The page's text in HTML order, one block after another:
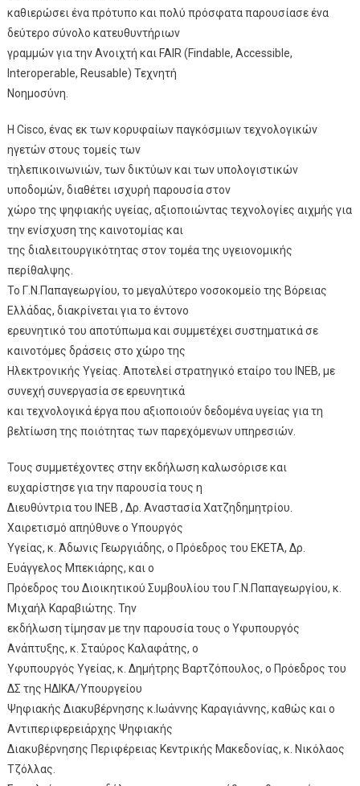
καθιερώσει ένα πρότυπο και πολύ πρόσφατα παρουσίασε ένα
δεύτερο σύνολο κατευθυντήριων
γραμμών για την Ανοιχτή και FAIR (Findable, Accessible,
Interoperable, Reusable) Τεχνητή
Νοημοσύνη.
H Cisco, ένας εκ των κορυφαίων παγκόσμιων τεχνολογικών
ηγετών στους τομείς των
τηλεπικοινωνιών, των δικτύων και των υπολογιστικών
υποδομών, διαθέτει ισχυρή παρουσία στον
χώρο της ψηφιακής υγείας, αξιοποιώντας τεχνολογίες αιχμής για
την ενίσχυση της καινοτομίας και
της διαλειτουργικότητας στον τομέα της υγειονομικής
περίθαλψης.
Το Γ.Ν.Παπαγεωργίου, το μεγαλύτερο νοσοκομείο της Βόρειας
Ελλάδας, διακρίνεται για το έντονο
ερευνητικό του αποτύπωμα και συμμετέχει συστηματικά σε
καινοτόμες δράσεις στο χώρο της
Ηλεκτρονικής Υγείας. Αποτελεί στρατηγικό εταίρο του ΙΝΕΒ, με
συνεχή συνεργασία σε ερευνητικά
και τεχνολογικά έργα που αξιοποιούν δεδομένα υγείας για τη
βελτίωση της ποιότητας των παρεχόμενων υπηρεσιών.
Τους συμμετέχοντες στην εκδήλωση καλωσόρισε και
ευχαρίστησε για την παρουσία τους η
Διευθύντρια του ΙΝΕΒ , Δρ. Αναστασία Χατζηδημητρίου.
Χαιρετισμό απηύθυνε ο Υπουργός
Υγείας, κ. Άδωνις Γεωργιάδης, ο Πρόεδρος του ΕΚΕΤΑ, Δρ.
Ευάγγελος Μπεκιάρης, και ο
Πρόεδρος του Διοικητικού Συμβουλίου του Γ.Ν.Παπαγεωργίου, κ.
Μιχαήλ Καραβιώτης. Την
εκδήλωση τίμησαν με την παρουσία τους ο Υφυπουργός
Ανάπτυξης, κ. Σταύρος Καλαφάτης, ο
Υφυπουργός Υγείας, κ. Δημήτρης Βαρτζόπουλος, ο Πρόεδρος του
ΔΣ της ΗΔΙΚΑ/Υπουργείου
Ψηφιακής Διακυβέρνησης κ.Ιωάννης Καραγιάννης, καθώς και ο
Αντιπεριφερειάρχης Ψηφιακής
Διακυβέρνησης Περιφέρειας Κεντρικής Μακεδονίας, κ. Νικόλαος
Τζόλλας.